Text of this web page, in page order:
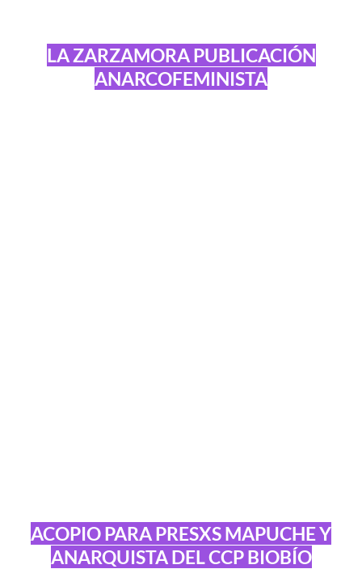
LA ZARZAMORA PUBLICACIÓN
ANARCOFEMINISTA
ACOPIO PARA PRESXS MAPUCHE Y
ANARQUISTA DEL CCP BIOBÍO